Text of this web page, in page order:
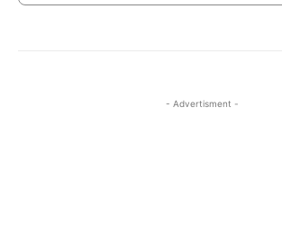
- Advertisment -